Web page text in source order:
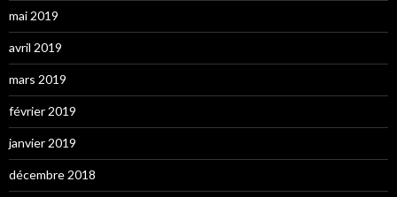
mai 2019
avril 2019
mars 2019
février 2019
janvier 2019
décembre 2018